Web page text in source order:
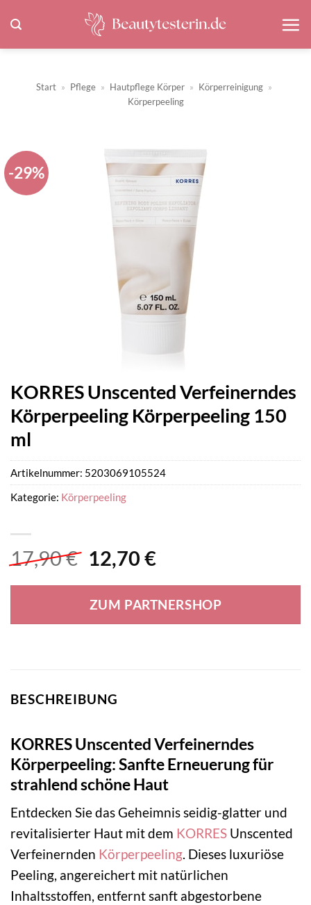
Inhalt
springen
Start » Pflege » Hautpflege Körper » Körperreinigung »
Körperpeeling
-29%
KORRES Unscented Verfeinerndes
Körperpeeling Körperpeeling 150
ml
17,90€ Ursprünglicher
war:
17,90 €
12,70 €Aktueller
ist:
12,70 €.
ZUM PARTNERSHOP
Artikelnummer: 5203069105524
Kategorie: Körperpeeling
BESCHREIBUNG
KORRES Unscented Verfeinerndes
Körperpeeling: Sanfte Erneuerung für
strahlend schöne Haut
Entdecken Sie das Geheimnis seidig-glatter und
revitalisierter Haut mit dem KORRES Unscented
Verfeinernden Körperpeeling. Dieses luxuriöse
Peeling, angereichert mit natürlichen
Inhaltsstoffen, entfernt sanft abgestorbene